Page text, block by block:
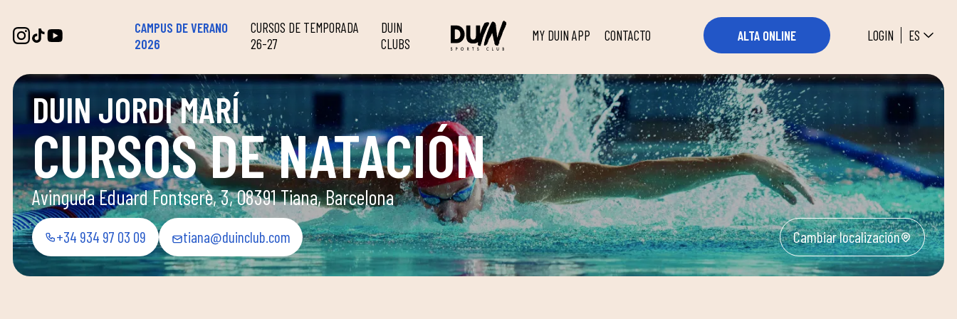
CAMPUS DE VERANO
2026
CURSOS DE TEMPORADA
26-27
DUIN
CLUBS
MY DUIN APP CONTACTO ALTA ONLINE LOGIN ES
DUIN JORDI MARÍ
CURSOS DE NATACIÓN
Avinguda Eduard Fontserè, 3, 08391 Tiana, Barcelona
+34 934 97 03 09 tiana@duinclub.com Cambiar localización